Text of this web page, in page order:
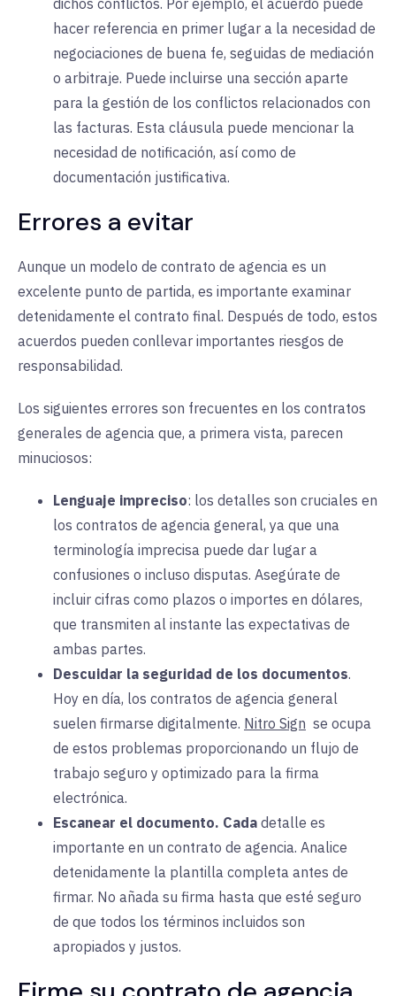
dichos conflictos. Por ejemplo, el acuerdo puede
hacer referencia en primer lugar a la necesidad de
negociaciones de buena fe, seguidas de mediación
o arbitraje. Puede incluirse una sección aparte
para la gestión de los conflictos relacionados con
las facturas. Esta cláusula puede mencionar la
necesidad de notificación, así como de
documentación justificativa.
Errores a evitar
Aunque un modelo de contrato de agencia es un
excelente punto de partida, es importante examinar
detenidamente el contrato final. Después de todo, estos
acuerdos pueden conllevar importantes riesgos de
responsabilidad.
Los siguientes errores son frecuentes en los contratos
generales de agencia que, a primera vista, parecen
minuciosos:
Lenguaje impreciso: los detalles son cruciales en
los contratos de agencia general, ya que una
terminología imprecisa puede dar lugar a
confusiones o incluso disputas. Asegúrate de
incluir cifras como plazos o importes en dólares,
que transmiten al instante las expectativas de
ambas partes.
Descuidar la seguridad de los documentos.
Hoy en día, los contratos de agencia general
suelen firmarse digitalmente. Nitro Sign se ocupa
de estos problemas proporcionando un flujo de
trabajo seguro y optimizado para la firma
electrónica.
Escanear el documento. Cada detalle es
importante en un contrato de agencia. Analice
detenidamente la plantilla completa antes de
firmar. No añada su firma hasta que esté seguro
de que todos los términos incluidos son
apropiados y justos.